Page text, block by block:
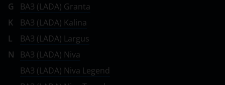
Suzuki
Tank
Toyota
Volkswagen
G
ВАЗ (LADA) Granta
K
ВАЗ (LADA) Kalina
L
ВАЗ (LADA) Largus
N
ВАЗ (LADA) Niva
ВАЗ (LADA) Niva Legend